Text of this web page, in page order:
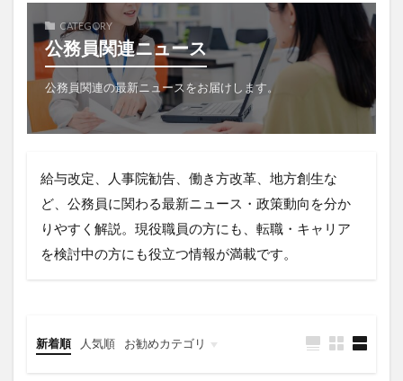
CATEGORY
公務員関連ニュース
公務員関連の最新ニュースをお届けします。
給与改定、人事院勧告、働き方改革、地方創生な
ど、公務員に関わる最新ニュース・政策動向を分か
りやすく解説。現役職員の方にも、転職・キャリア
を検討中の方にも役立つ情報が満載です。
新着順 人気順 お勧めカテゴリ